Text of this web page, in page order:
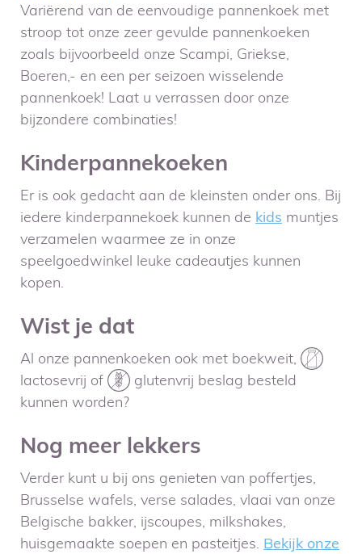
Variërend van de eenvoudige pannenkoek met
stroop tot onze zeer gevulde pannenkoeken
zoals bijvoorbeeld onze Scampi, Griekse,
Boeren,- en een per seizoen wisselende
pannenkoek! Laat u verrassen door onze
bijzondere combinaties!
Kinderpannekoeken
Er is ook gedacht aan de kleinsten onder ons. Bij
iedere kinderpannekoek kunnen de kids muntjes
verzamelen waarmee ze in onze
speelgoedwinkel leuke cadeautjes kunnen
kopen.
Wist je dat
Al onze pannenkoeken ook met boekweit,
lactosevrij of
glutenvrij beslag besteld
kunnen worden?
Nog meer lekkers
Verder kunt u bij ons genieten van poffertjes,
Brusselse wafels, verse salades, vlaai van onze
Belgische bakker, ijscoupes, milkshakes,
huisgemaakte soepen en pasteitjes. Bekijk onze